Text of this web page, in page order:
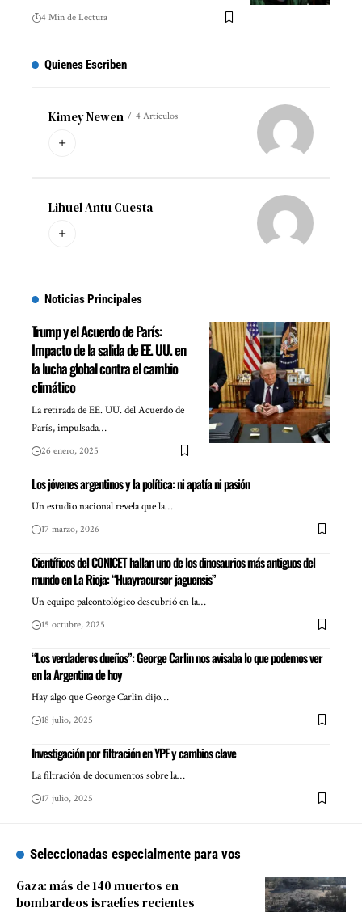
4 Min de Lectura
Quienes Escriben
Kimey Newen 4 Artículos
Lihuel Antu Cuesta
Noticias Principales
Trump y el Acuerdo de París:
Impacto de la salida de EE. UU. en
la lucha global contra el cambio
climático
La retirada de EE. UU. del Acuerdo de
París, impulsada…
26 enero, 2025
Los jóvenes argentinos y la política: ni apatía ni pasión
Un estudio nacional revela que la…
17 marzo, 2026
Científicos del CONICET hallan uno de los dinosaurios más antiguos del
mundo en La Rioja: “Huayracursor jaguensis”
Un equipo paleontológico descubrió en la…
15 octubre, 2025
“Los verdaderos dueños”: George Carlin nos avisaba lo que podemos ver
en la Argentina de hoy
Hay algo que George Carlin dijo…
18 julio, 2025
Investigación por filtración en YPF y cambios clave
La filtración de documentos sobre la…
17 julio, 2025
Seleccionadas especialmente para vos
Gaza: más de 140 muertos en
bombardeos israelíes recientes